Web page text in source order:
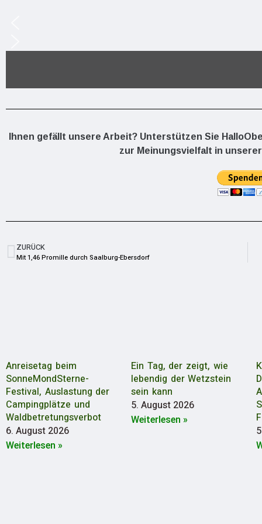
Ihnen gefällt unsere Arbeit? Unterstützen Sie
zur Meinungsvielfalt in
ZURÜCK
Mit 1,46 Promille durch Saalburg-Ebersdorf
Anreisetag beim
SonneMondSterne-
Festival, Auslastung der
Campingplätze und
Waldbetretungsverbot
6. August 2026
Weiterlesen »
Ein Tag, der zeigt, wie
lebendig der Wetzstein
sein kann
5. August 2026
Weiterlesen »